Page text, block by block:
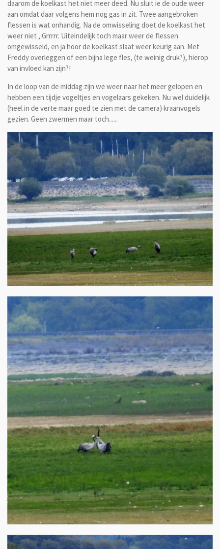
daarom de koelkast het niet meer deed. Nu sluit ie de oude weer
aan omdat daar volgens hem nog gas in zit. Twee aangebroken
flessen is wat onhandig. Na de omwisseling doet de koelkast het
weer niet , Grrrrr. Uiteindelijk toch maar weer de flessen
omgewisseld, en ja hoor de koelkast slaat weer keurig aan. Met
Freddy overleggen of een bijna lege fles, (te weinig druk?), hierop
van invloed kan zijn?!
In de loop van de middag zijn we weer naar het meer gelopen en
hebben een tijdje vogeltjes en vogelaars gekeken. Nu wel duidelijk
(heel in de verte maar goed te zien met de camera) kraanvogels
gezien. Geen zwermen maar toch......